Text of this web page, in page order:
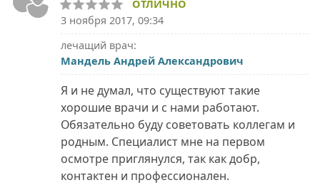
ОТЛИЧНО
3 ноября 2017, 09:34
лечащий врач:
Мандель Андрей Александрович
Я и не думал, что существуют такие
хорошие врачи и с нами работают.
Обязательно буду советовать коллегам и
родным. Специалист мне на первом
осмотре приглянулся, так как добр,
контактен и профессионален.